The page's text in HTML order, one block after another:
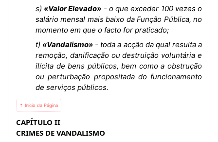
s) «Valor Elevado» - o que exceder 100 vezes o
salário mensal mais baixo da Função Pública, no
momento em que o facto for praticado;
t) «Vandalismo» - toda a acção da qual resulta a
remoção, danificação ou destruição voluntária e
ilícita de bens públicos, bem como a obstrução
ou perturbação propositada do funcionamento
de serviços públicos.
⇡ Início da Página
CAPÍTULO II
CRIMES DE VANDALISMO